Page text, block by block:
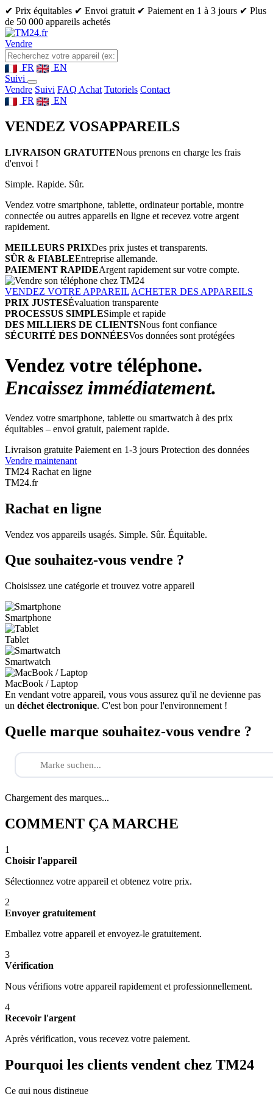
✔ Prix équitables ✔ Envoi gratuit ✔ Paiement en 1 à 3 jours ✔ Plus
de 50 000 appareils achetés
Vendre
FR
EN
Suivi
Vendre Suivi FAQ Achat Tutoriels Contact
FR
EN
VENDEZ VOSAPPAREILS
LIVRAISON GRATUITENous prenons en charge les frais
d'envoi !
Simple. Rapide. Sûr.
Vendez votre smartphone, tablette, ordinateur portable, montre
connectée ou autres appareils en ligne et recevez votre argent
rapidement.
MEILLEURS PRIXDes prix justes et transparents.
SÛR & FIABLEEntreprise allemande.
PAIEMENT RAPIDEArgent rapidement sur votre compte.
VENDEZ VOTRE APPAREIL ACHETER DES APPAREILS
PRIX JUSTESÉvaluation transparente
PROCESSUS SIMPLESimple et rapide
DES MILLIERS DE CLIENTSNous font confiance
SÉCURITÉ DES DONNÉESVos données sont protégées
Vendez votre téléphone.
Encaissez immédiatement.
Vendez votre smartphone, tablette ou smartwatch à des prix
équitables – envoi gratuit, paiement rapide.
Livraison gratuite Paiement en 1-3 jours Protection des données
Vendre maintenant
TM24 Rachat en ligne
TM24.fr
Rachat en ligne
Vendez vos appareils usagés. Simple. Sûr. Équitable.
Que souhaitez-vous vendre ?
Choisissez une catégorie et trouvez votre appareil
Smartphone
Tablet
Smartwatch
MacBook / Laptop
En vendant votre appareil, vous vous assurez qu'il ne devienne pas
un déchet électronique. C'est bon pour l'environnement !
Quelle marque souhaitez-vous vendre ?
Chargement des marques...
COMMENT ÇA MARCHE
1
Choisir l'appareil
Sélectionnez votre appareil et obtenez votre prix.
2
Envoyer gratuitement
Emballez votre appareil et envoyez-le gratuitement.
3
Vérification
Nous vérifions votre appareil rapidement et professionnellement.
4
Recevoir l'argent
Après vérification, vous recevez votre paiement.
Pourquoi les clients vendent chez TM24
Ce qui nous distingue